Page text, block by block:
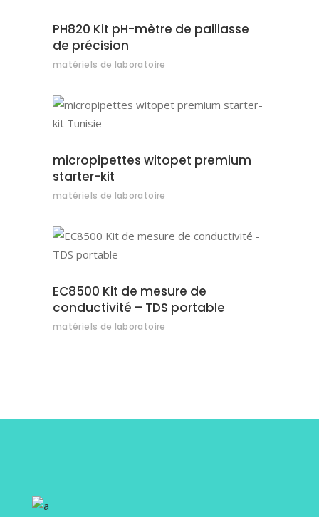
PH820 Kit pH-mètre de paillasse
de précision
matériels de laboratoire
micropipettes witopet premium
starter-kit
matériels de laboratoire
EC8500 Kit de mesure de
conductivité – TDS portable
matériels de laboratoire